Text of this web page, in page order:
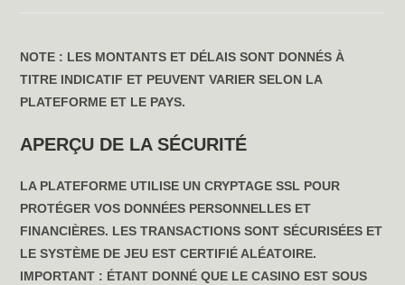
NOTE : LES MONTANTS ET DÉLAIS SONT DONNÉS À
TITRE INDICATIF ET PEUVENT VARIER SELON LA
PLATEFORME ET LE PAYS.
APERÇU DE LA SÉCURITÉ
LA PLATEFORME UTILISE UN CRYPTAGE SSL POUR
PROTÉGER VOS DONNÉES PERSONNELLES ET
FINANCIÈRES. LES TRANSACTIONS SONT SÉCURISÉES ET
LE SYSTÈME DE JEU EST CERTIFIÉ ALÉATOIRE.
IMPORTANT : ÉTANT DONNÉ QUE LE CASINO EST SOUS